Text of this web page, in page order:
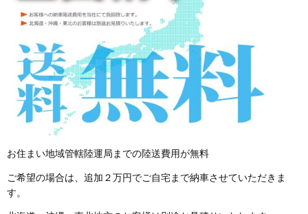
お住まい地域管轄陸運局までの陸送費用が無料
ご希望の場合は、追加２万円でご自宅まで納車させていただきま
す。